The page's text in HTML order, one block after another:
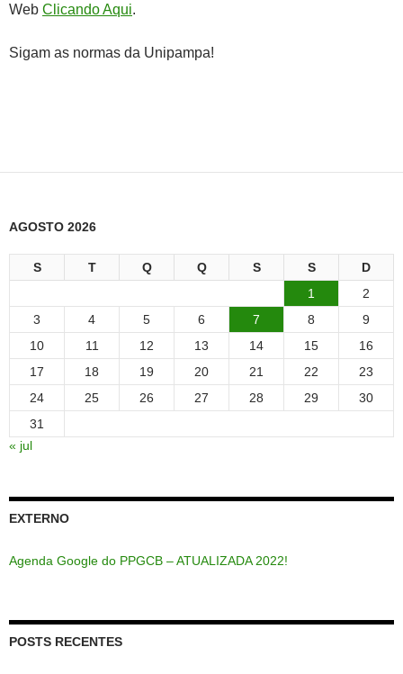
Web Clicando Aqui.
Sigam as normas da Unipampa!
AGOSTO 2026
S T Q Q S S
D
1
2
3
4 5 6 7 8
9
10
11 12 13 14 15
16
17
18 19 20 21 22
23
24
25 26 27 28 29
30
31
« jul
EXTERNO
Agenda Google do PPGCB – ATUALIZADA 2022!
POSTS RECENTES